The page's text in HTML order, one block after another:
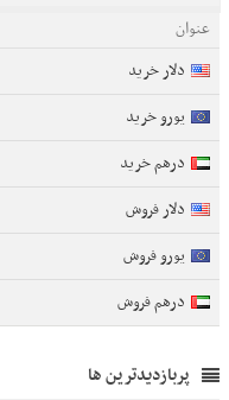
عنوان
دلار خرید
یورو خرید
درهم خرید
دلار فروش
یورو فروش
درهم فروش
پربازدیدترین ها